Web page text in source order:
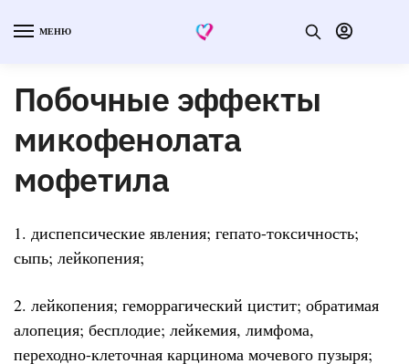
МЕНЮ
Побочные эффекты
микофенолата
мофетила
1. диспепсические явления; гепато-токсичность;
сыпь; лейкопения;
2. лейкопения; геморрагический цистит; обратимая
алопеция; бесплодие; лейкемия, лимфома,
переходно-клеточная карцинома мочевого пузыря;